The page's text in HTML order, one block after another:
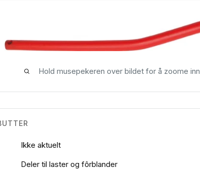
Hold musepekeren over bildet for å zoome inn
Ikke aktuelt
Deler til laster og fôrblander